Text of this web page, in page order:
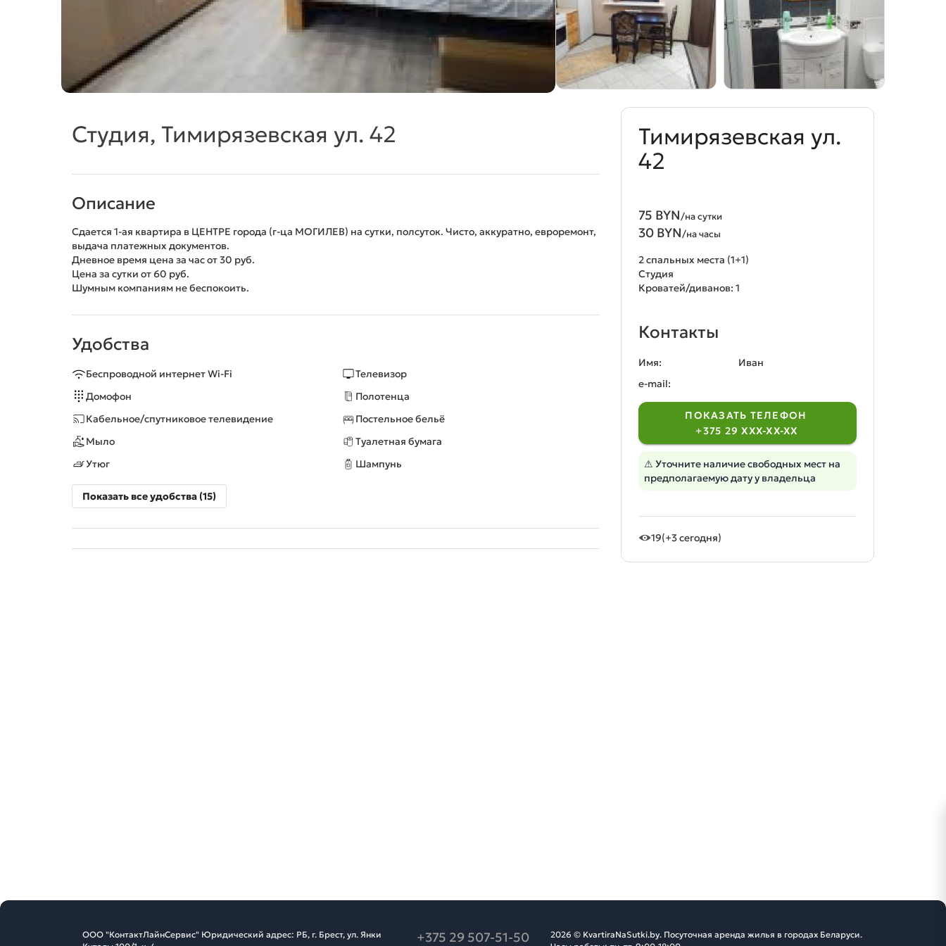
Студия, Тимирязевская ул. 42
Описание
Сдается 1-ая квартира в ЦЕНТРЕ города (г-ца МОГИЛЕВ) на сутки, полсуток. Чисто, аккуратно, евроремонт,
выдача платежных документов.
Дневное время цена за час от 30 руб.
Цена за сутки от 60 руб.
Шумным компаниям не беспокоить.
Удобства
Беспроводной интернет Wi-Fi
Телевизор
Домофон
Полотенца
Кабельное/спутниковое телевидение
Постельное бельё
Мыло
Туалетная бумага
Утюг
Шампунь
Показать все удобства (15)
Тимирязевская ул.
42
75 BYN/на сутки
30 BYN/на часы
2 спальных места (1+1)
Студия
Кроватей/диванов: 1
Контакты
Имя:
Иван
e-mail:
ПОКАЗАТЬ ТЕЛЕФОН
+375 29 XXX-XX-XX
⚠ Уточните наличие свободных мест на
предполагаемую дату у владельца
19(+3 сегодня)
ООО "КонтактЛайнСервис" Юридический адрес: РБ, г. Брест, ул. Янки
+375 29 507-51-50
2026 © KvartiraNaSutki.by. Посуточная аренда жилья в городах Беларуси.